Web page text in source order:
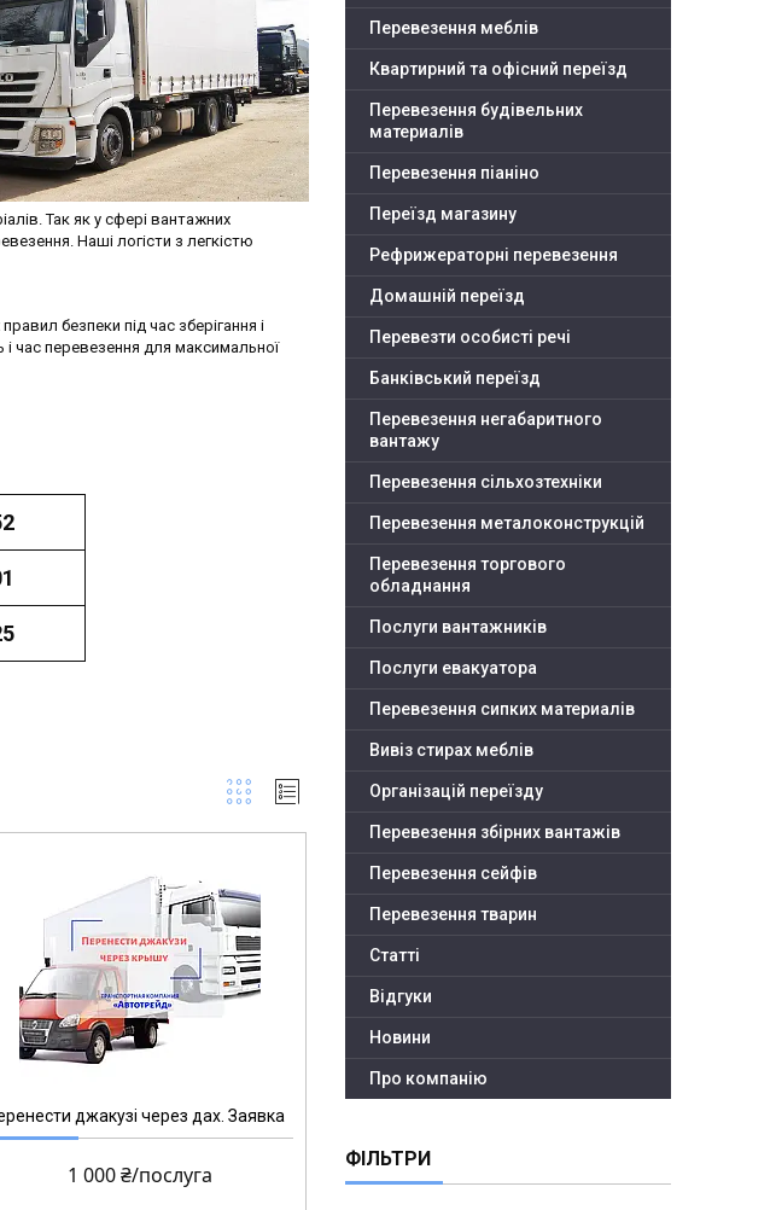
Так як у сфері вантажних
Наші логісти з легкістю
безпеки під час зберігання і
час перевезення для максимальної
джакузі через дах. Заявка
1 000 ₴/послуга
Перевезення меблів
Квартирний та офісний переїзд
Перевезення будівельних
материалів
Перевезення піаніно
Переїзд магазину
Рефрижераторні перевезення
Домашній переїзд
Перевезти особисті речі
Банківський переїзд
Перевезення негабаритного
вантажу
Перевезення сільхозтехніки
Перевезення металоконструкцій
Перевезення торгового
обладнання
Послуги вантажників
Послуги евакуатора
Перевезення сипких материалів
Вивіз стирах меблів
Організацій переїзду
Перевезення збірних вантажів
Перевезення сейфів
Перевезення тварин
Статті
Відгуки
Новини
Про компанію
ФІЛЬТРИ